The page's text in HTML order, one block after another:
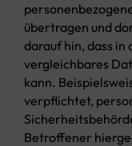
übertragen und
darauf hin, dass in
vergleichbares
kann.
verpflichtet,
Betroffener